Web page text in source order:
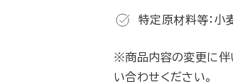
特定原材料等：小
※商品内容の変更に伴
い合わせください。